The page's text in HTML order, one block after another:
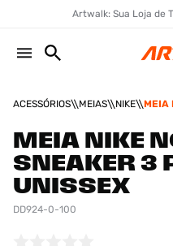
Artwalk: Sua Loja de
ACESSÓRIOS MEIAS NIKE
MEIA
MEIA NIKE
SNEAKER 3
UNISSEX
DD924-0-100